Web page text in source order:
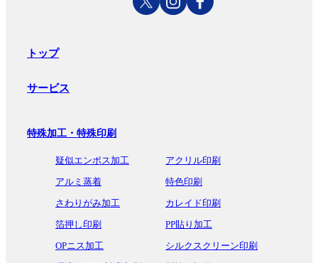
トップ
サービス
特殊加工・特殊印刷
疑似エンボス加工
アクリル印刷
アルミ蒸着
特色印刷
さわりがみ加工
カレイド印刷
箔押し印刷
PP貼り加工
OPニス加工
シルクスクリーン印刷